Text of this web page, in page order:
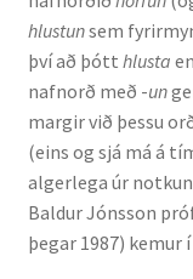
hlustunsem
því að þótt hlusta
nafnorð með -un
margir við þessu
(eins og sjá má á
algerlega úr
Baldur Jónsson
þegar 1987) kemur